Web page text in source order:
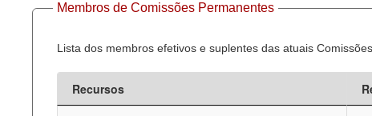
Membros de Comissões Permanentes
Lista dos membros efetivos e suplentes das atuais
Recursos